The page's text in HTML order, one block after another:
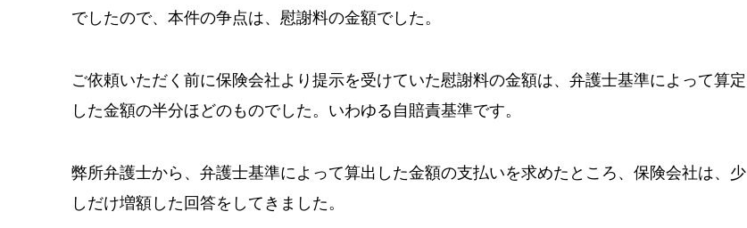
でしたので、本件の争点は、慰謝料の金額でした。
ご依頼いただく前に保険会社より提示を受けていた慰謝料の金額は、弁護士基準によって算定
した金額の半分ほどのものでした。いわゆる自賠責基準です。
弊所弁護士から、弁護士基準によって算出した金額の支払いを求めたところ、保険会社は、少
しだけ増額した回答をしてきました。